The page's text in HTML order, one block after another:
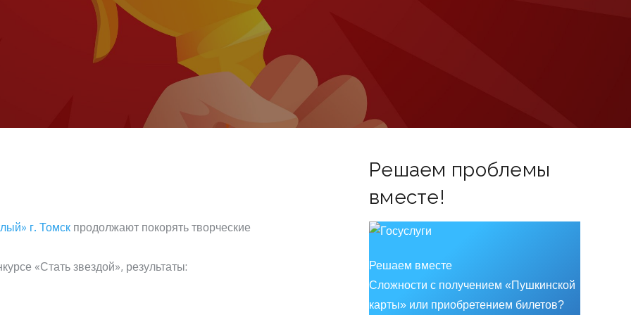
г. Томск продолжают покорять творческие
«Стать звездой», результаты:
Решаем проблемы
вместе!
Решаем вместе
Сложности с получением «Пушкинской
карты» или приобретением билетов?